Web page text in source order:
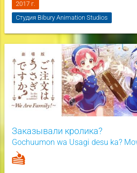
2017 г.
Студия Bibury Animation Studios
Заказывали кролика?
Gochuumon wa Usagi desu ka?